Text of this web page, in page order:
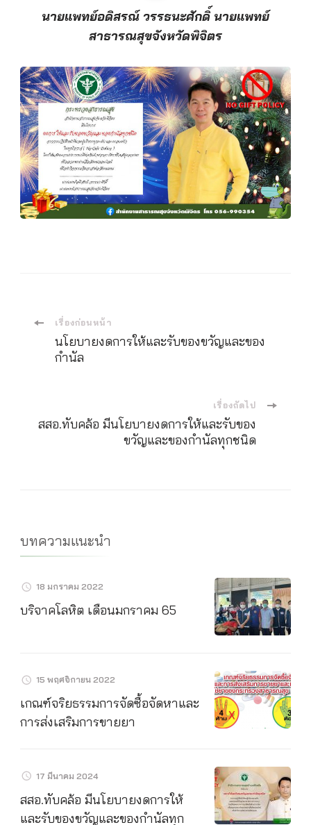
นายแพทย์อดิสรณ์ วรรธนะศักดิ์ นายแพทย์
สาธารณสุขจังหวัดพิจิตร
เมนู
โพส
เรื่องก่อนหน้า
นโยบายงดการให้และรับของขวัญและของ
กำนัล
เรื่องถัดไป
สสอ.ทับคล้อ มีนโยบายงดการให้และรับของ
ขวัญและของกำนัลทุกชนิด
บทความแนะนำ
18 มกราคม 2022
บริจาคโลหิต เดือนมกราคม 65
15 พฤศจิกายน 2022
เกณฑ์จริยธรรมการจัดซื้อจัดหาและ
การส่งเสริมการขายยา
17 มีนาคม 2024
สสอ.ทับคล้อ มีนโยบายงดการให้
และรับของขวัญและของกำนัลทุก